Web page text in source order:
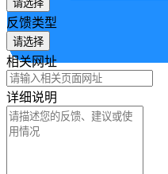
请选择
反馈类型
请选择
相关网址
详细说明